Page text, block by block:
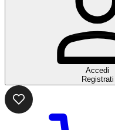
Accedi
Registrati